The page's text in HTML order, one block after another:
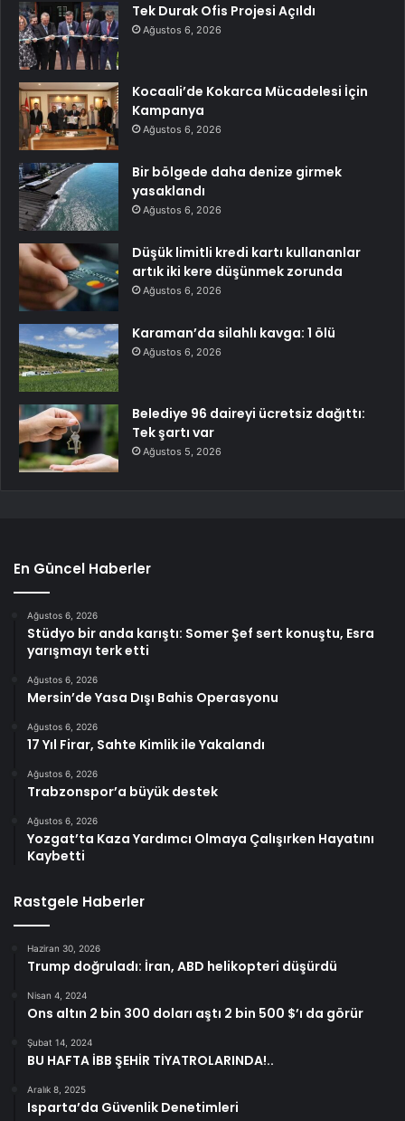
Tek Durak Ofis Projesi Açıldı
Ağustos 6, 2026
Kocaali’de Kokarca Mücadelesi İçin
Kampanya
Ağustos 6, 2026
Bir bölgede daha denize girmek
yasaklandı
Ağustos 6, 2026
Düşük limitli kredi kartı kullananlar
artık iki kere düşünmek zorunda
Ağustos 6, 2026
Karaman’da silahlı kavga: 1 ölü
Ağustos 6, 2026
Belediye 96 daireyi ücretsiz dağıttı:
Tek şartı var
Ağustos 5, 2026
En Güncel Haberler
Ağustos 6, 2026
Stüdyo bir anda karıştı: Somer Şef sert konuştu, Esra
yarışmayı terk etti
Ağustos 6, 2026
Mersin’de Yasa Dışı Bahis Operasyonu
Ağustos 6, 2026
17 Yıl Firar, Sahte Kimlik ile Yakalandı
Ağustos 6, 2026
Trabzonspor’a büyük destek
Ağustos 6, 2026
Yozgat’ta Kaza Yardımcı Olmaya Çalışırken Hayatını
Kaybetti
Rastgele Haberler
Haziran 30, 2026
Trump doğruladı: İran, ABD helikopteri düşürdü
Nisan 4, 2024
Ons altın 2 bin 300 doları aştı 2 bin 500 $’ı da görür
Şubat 14, 2024
BU HAFTA İBB ŞEHİR TİYATROLARINDA!..
Aralık 8, 2025
Isparta’da Güvenlik Denetimleri